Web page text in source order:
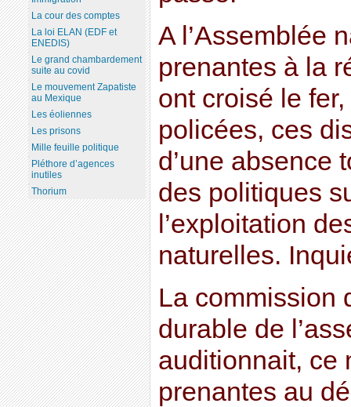
A l’Assemblée
prenantes à la
ont croisé le
policées, ces
d’une absence
des politiques
l’exploitation
naturelles.
La commission
durable de
auditionnait, ce
prenantes au
La cour des comptes
La loi ELAN (EDF et
ENEDIS)
Le grand chambardement
suite au covid
Le mouvement Zapatiste
au Mexique
Les éoliennes
Les prisons
Mille feuille politique
Pléthore d’agences
inutiles
Thorium